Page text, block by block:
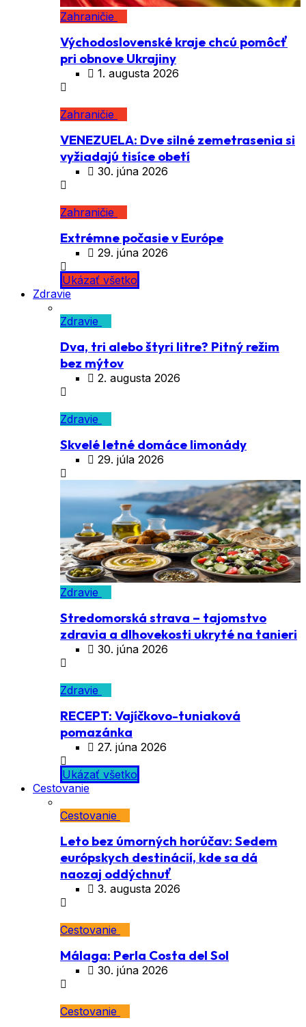
Zahraničie
Východoslovenské kraje chcú pomôcť
pri obnove Ukrajiny
1. augusta 2026
Zahraničie
VENEZUELA: Dve silné zemetrasenia si
vyžiadajú tisíce obetí
30. júna 2026
Zahraničie
Extrémne počasie v Európe
29. júna 2026
Ukázať všetko
Zdravie
Zdravie
Dva, tri alebo štyri litre? Pitný režim
bez mýtov
2. augusta 2026
Zdravie
Skvelé letné domáce limonády
29. júla 2026
Zdravie
Stredomorská strava – tajomstvo
zdravia a dlhovekosti ukryté na tanieri
30. júna 2026
Zdravie
RECEPT: Vajíčkovo-tuniaková
pomazánka
27. júna 2026
Ukázať všetko
Cestovanie
Cestovanie
Leto bez úmorných horúčav: Sedem
európskych destinácií, kde sa dá
naozaj oddýchnuť
3. augusta 2026
Cestovanie
Málaga: Perla Costa del Sol
30. júna 2026
Cestovanie